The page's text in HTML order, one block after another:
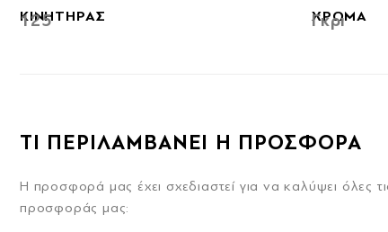
ΚΙΝΗΤΗΡΑΣ
125 ΧΡΩΜΑ
Γκρι
ΤΙ ΠΕΡΙΛΑΜΒΑΝΕΙ Η ΠΡΟΣΦΟΡΑ
Η προσφορά μας έχει σχεδιαστεί για να καλύψει όλες
προσφοράς μας: